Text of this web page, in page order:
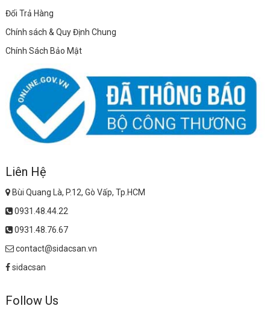
Đổi Trả Hàng
Chính sách & Quy Định Chung
Chính Sách Bảo Mật
Liên Hệ
Bùi Quang Là, P.12, Gò Vấp, Tp.HCM
0931.48.44.22
0931.48.76.67
contact@sidacsan.vn
sidacsan
Follow Us